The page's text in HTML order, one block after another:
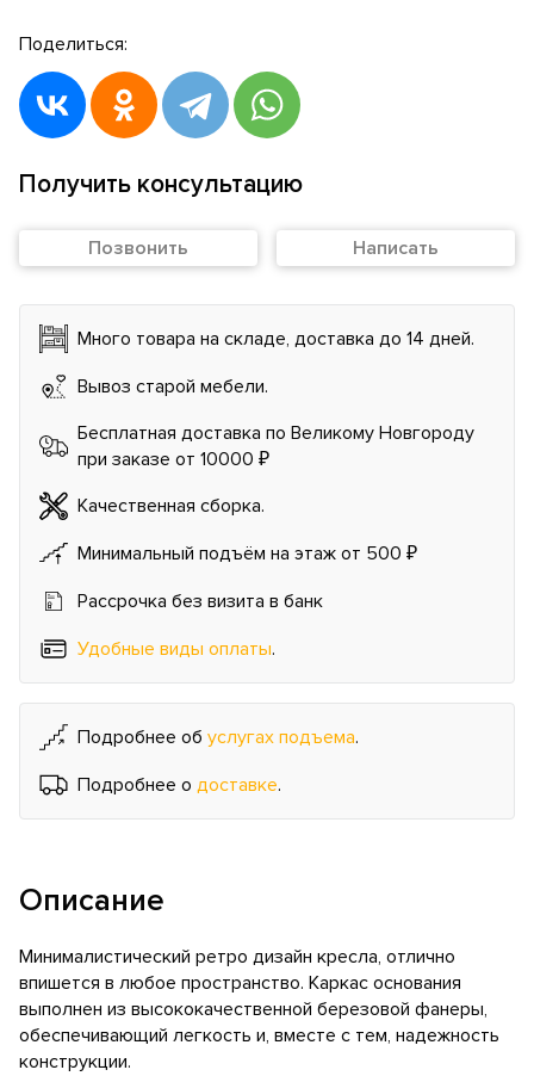
Поделиться:
Получить консультацию
Позвонить Написать
Много товара на складе, доставка до 14 дней.
Вывоз старой мебели.
Бесплатная доставка по Великому Новгороду
при заказе от 10000 ₽
Качественная сборка.
Минимальный подъём на этаж от 500 ₽
Рассрочка без визита в банк
Удобные виды оплаты.
Подробнее об услугах подъема.
Подробнее о доставке.
Описание
Минималистический ретро дизайн кресла, отлично
впишется в любое пространство. Каркас основания
выполнен из высококачественной березовой фанеры,
обеспечивающий легкость и, вместе с тем, надежность
конструкции.